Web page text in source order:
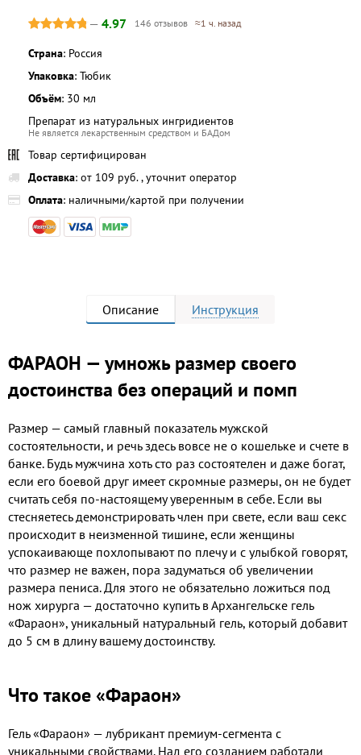
— 4.97 146 отзывов ≈1 ч. назад
Страна: Россия
Упаковка: Тюбик
Объём: 30 мл
Препарат из натуральных ингридиентов
Не является лекарственным средством и БАДом
Товар сертифицирован
Доставка: от 109 руб. , уточнит оператор
Оплата: наличными/картой при получении
Описание Инструкция
ФАРАОН — умножь размер своего
достоинства без операций и помп
Размер — самый главный показатель мужской
состоятельности, и речь здесь вовсе не о кошельке и счете в
банке. Будь мужчина хоть сто раз состоятелен и даже богат,
если его боевой друг имеет скромные размеры, он не будет
считать себя по-настоящему уверенным в себе. Если вы
стесняетесь демонстрировать член при свете, если ваш секс
происходит в неизменной тишине, если женщины
успокаивающе похлопывают по плечу и с улыбкой говорят,
что размер не важен, пора задуматься об увеличении
размера пениса. Для этого не обязательно ложиться под
нож хирурга — достаточно купить в Архангельске гель
«Фараон», уникальный натуральный гель, который добавит
до 5 см в длину вашему достоинству.
Что такое «Фараон»
Гель «Фараон» — лубрикант премиум-сегмента с
уникальными свойствами. Над его созданием работали